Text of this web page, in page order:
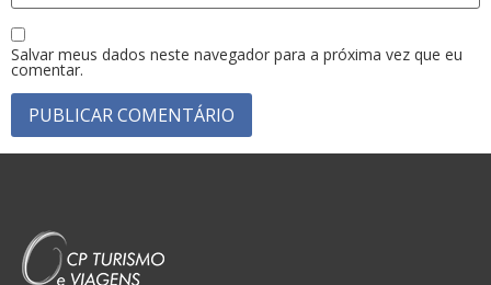
Salvar meus dados neste navegador para a próxima vez que eu
comentar.